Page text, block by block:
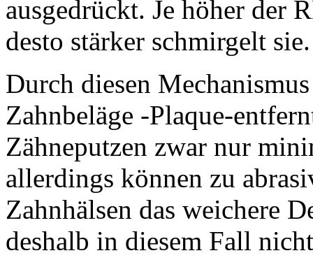
ausgedrückt. Je höher der
desto stärker schmirgelt sie.
Durch diesen
Zahnbeläge -Plaque-
Zähneputzen zwar nur
allerdings können zu
Zahnhälsen das weichere
deshalb in diesem Fall